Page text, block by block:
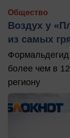
Общество
Воздух у
из самых
более чем в
региону